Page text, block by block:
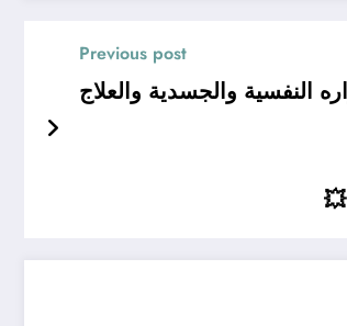
Previous post
النفسية والجسدية والعلاج